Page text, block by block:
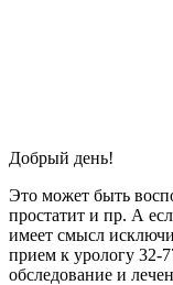
Добрый день!
Это может быть
простатит и пр. А
имеет смысл
прием к урологу 32-
обследование и